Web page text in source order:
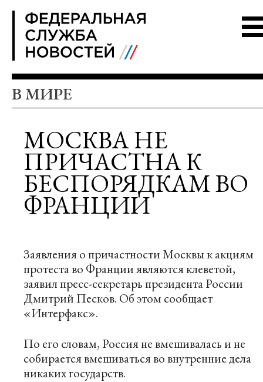
В МИРЕ
МОСКВА НЕ
ПРИЧАСТНА К
БЕСПОРЯДКАМ ВО
ФРАНЦИИ
Заявления о причастности Москвы к акциям
протеста во Франции являются клеветой,
заявил пресс-секретарь президента России
Дмитрий Песков. Об этом сообщает
«Интерфакс».
По его словам, Россия не вмешивалась и не
собирается вмешиваться во внутренние дела
никаких государств.